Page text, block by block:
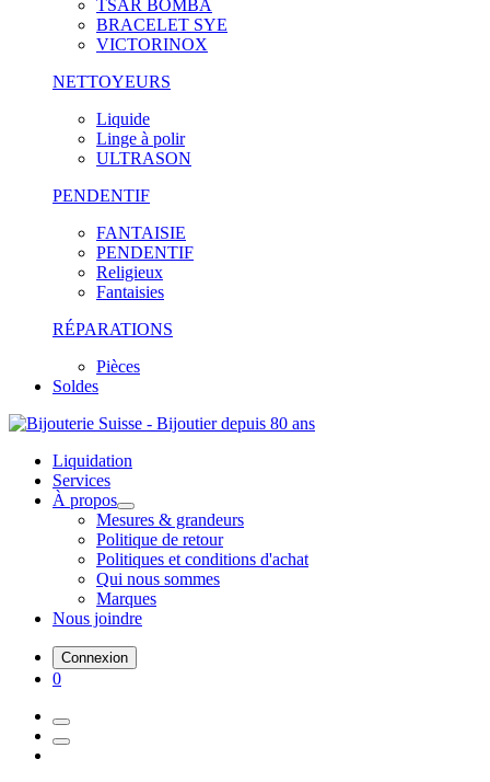
TSAR BOMBA
BRACELET SYE
VICTORINOX
NETTOYEURS
Liquide
Linge à polir
ULTRASON
PENDENTIF
FANTAISIE
PENDENTIF
Religieux
Fantaisies
RÉPARATIONS
Pièces
Soldes
Liquidation
Services
À propos
Mesures & grandeurs
Politique de retour
Politiques et conditions d'achat
Qui nous sommes
Marques
Nous joindre
Connexion
0